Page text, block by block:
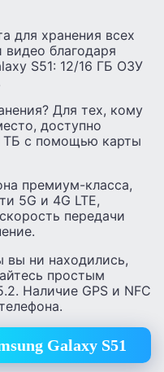
для хранения всех
благодаря
S51: 12/16 ГБ ОЗУ
Для тех, кому
доступно
ТБ с помощью карты
премиум-класса,
5G и 4G LTE,
передачи
вы ни находились,
простым
Наличие GPS и NFC
Galaxy S51